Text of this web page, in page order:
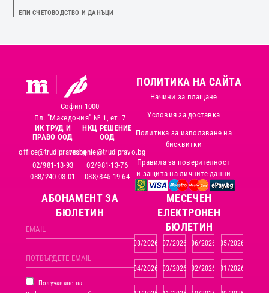
ЕПИ СЧЕТОВОДСТВО И ДАНЪЦИ
София 1000
Пл. "Македония" № 1, ет. 7
ИК ТРУД И
ПРАВО ООД
office@trudipravo.bg
02/981-13-93
088/240-03-01
НКЦ РЕШЕНИЕ
ООД
reshenie@trudipravo.bg
02/981-13-76
088/845-19-64
ПОЛИТИКА НА САЙТА
Начини за плащане
Условия за доставка
Политика за използване на
бисквитки
Правила за поверителност
и защита на личните данни
АБОНАМЕНТ ЗА
БЮЛЕТИН
Получаване на
MЕСЕЧЕН
ЕЛЕКТРОНЕН
БЮЛЕТИН
08/2026 07/2026 06/2026 05/2026
04/2026 03/2026 02/2026 01/2026